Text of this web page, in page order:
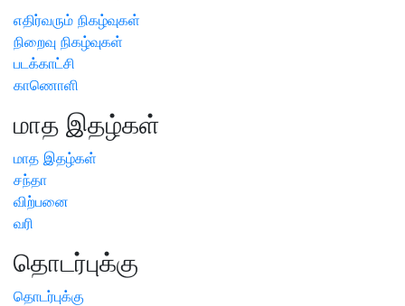
எதிர்வரும் நிகழ்வுகள்
நிறைவு நிகழ்வுகள்
படக்காட்சி
காணொளி
மாத இதழ்கள்
மாத இதழ்கள்
சந்தா
விற்பனை
வரி
தொடர்புக்கு
தொடர்புக்கு